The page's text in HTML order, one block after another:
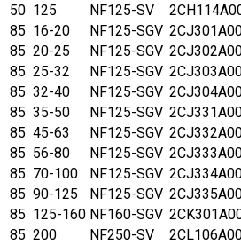
50 125 NF125-SV
85 16-20 NF125-SGV
85 20-25 NF125-SGV
85 25-32 NF125-SGV
85 32-40 NF125-SGV
85 35-50 NF125-SGV
85 45-63 NF125-SGV
85 56-80 NF125-SGV
85 70-100 NF125-SGV
85 90-125 NF125-SGV
85 125-160 NF160-SGV
85 200 NF250-SV